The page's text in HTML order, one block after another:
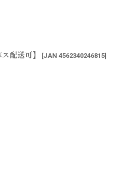
配送可】 [JAN 4562340246815]